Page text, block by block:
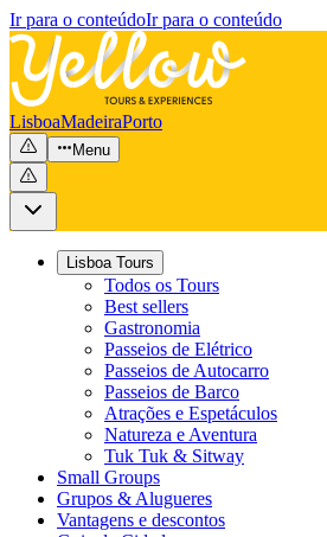
Ir para o conteúdoIr para o conteúdo
LisboaMadeiraPorto
Menu
Lisboa Tours
Todos os Tours
Best sellers
Gastronomia
Passeios de Elétrico
Passeios de Autocarro
Passeios de Barco
Atrações e Espetáculos
Natureza e Aventura
Tuk Tuk & Sitway
Small Groups
Grupos & Alugueres
Vantagens e descontos